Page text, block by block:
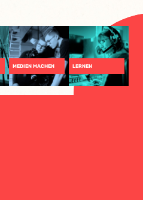
MEDIEN MACHEN LERNEN